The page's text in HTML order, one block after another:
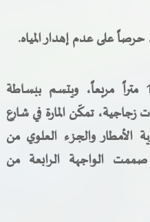
على عدم إهدار المياه.
وأقيم المبنى على مساحة 1460 متراً مربعاً، ويتسم ببساطة
تمكّن المارة في شارع
الأمطار والجزء العلوي من
صممت الواجهة الرابعة من